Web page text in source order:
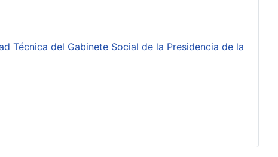
Técnica del Gabinete Social de la Presidencia de la